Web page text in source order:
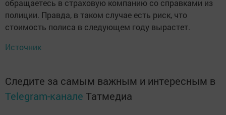
обращаетесь в страховую компанию со справками из
полиции. Правда, в таком случае есть риск, что
стоимость полиса в следующем году вырастет.
Источник
Следите за самым важным и интересным в
Telegram-канале Татмедиа